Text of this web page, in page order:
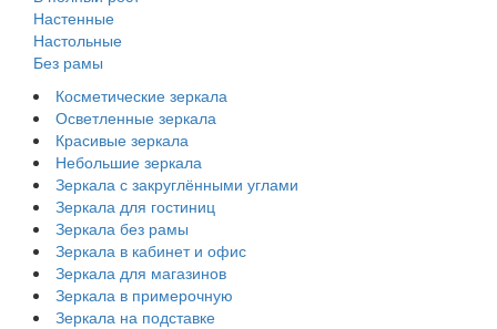
Настенные
Настольные
Без рамы
Косметические зеркала
Осветленные зеркала
Красивые зеркала
Небольшие зеркала
Зеркала с закруглёнными углами
Зеркала для гостиниц
Зеркала без рамы
Зеркала в кабинет и офис
Зеркала для магазинов
Зеркала в примерочную
Зеркала на подставке